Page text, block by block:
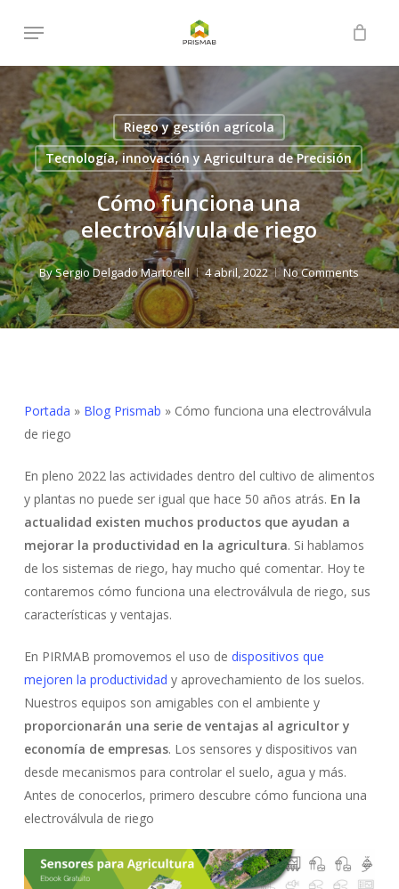
content
Menu
Close
Riego y gestión agrícola
Tecnología, innovación y Agricultura de Precisión
Cómo funciona una
electroválvula de riego
BySergio Delgado Martorell 4 abril, 2022 No Comments
Portada » Blog Prismab » Cómo funciona una electroválvula
de riego
En pleno 2022 las actividades dentro del cultivo de alimentos
y plantas no puede ser igual que hace 50 años atrás. En la
actualidad existen muchos productos que ayudan a
mejorar la productividad en la agricultura. Si hablamos
de los sistemas de riego, hay mucho qué comentar. Hoy te
contaremos cómo funciona una electroválvula de riego, sus
características y ventajas.
En PIRMAB promovemos el uso de dispositivos que
mejoren la productividad y aprovechamiento de los suelos.
Nuestros equipos son amigables con el ambiente y
proporcionarán una serie de ventajas al agricultor y
economía de empresas. Los sensores y dispositivos van
desde mecanismos para controlar el suelo, agua y más.
Antes de conocerlos, primero descubre cómo funciona una
electroválvula de riego